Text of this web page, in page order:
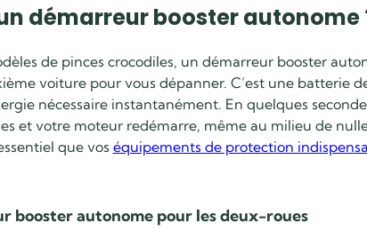
démarreur booster autonome
de pinces crocodiles, un démarreur booster
voiture pour vous dépanner. C’est une batterie
nécessaire instantanément. En quelques
et votre moteur redémarre, même au milieu de
que vos équipements de protection
booster autonome pour les deux-roues